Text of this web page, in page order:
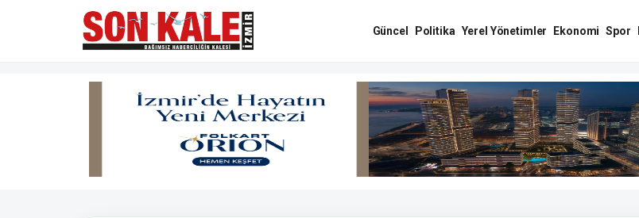
Güncel Politika Yerel Yönetimler Ekonomi Spor